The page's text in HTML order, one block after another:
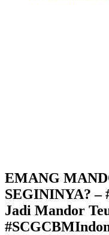
EMANG
SEGININYA? –
Jadi Mandor